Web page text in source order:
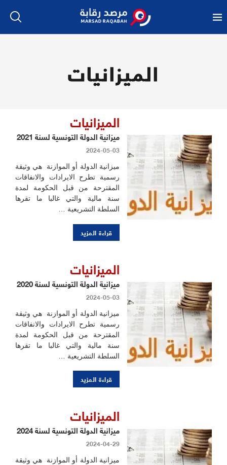
الميزانيات
الميزانيات
ميزانية الدولة التونسية لسنة 2021
2024-05-03
ميزانية الدولة أو الموازنة هي وثيقة
رسمية تطرح الايرادات والانفاقات
المقترحة من قبل الحكومة لمدة
سنة مالية والتي غالبا ما تقرها
السلطة التشريعية …
قراءة المزيد
الميزانيات
ميزانية الدولة التونسية لسنة 2020
2024-05-03
ميزانية الدولة أو الموازنة هي وثيقة
رسمية تطرح الايرادات والانفاقات
المقترحة من قبل الحكومة لمدة
سنة مالية والتي غالبا ما تقرها
السلطة التشريعية …
قراءة المزيد
الميزانيات
ميزانية الدولة التونسية لسنة 2024
2024-04-29
ميزانية الدولة أو الموازنة هي وثيقة